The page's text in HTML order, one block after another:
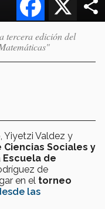
tercera edición del
Yiyetzi Valdez y
Ciencias Sociales y
Escuela de
de
en el torneo
las